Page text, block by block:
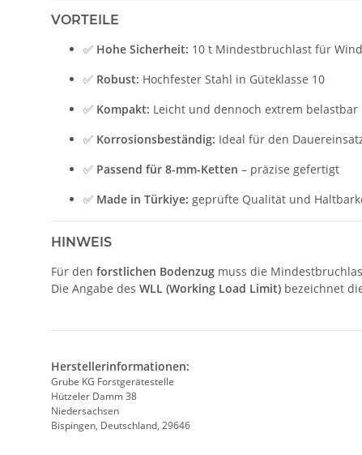
VORTEILE
✅ Hohe Sicherheit: 10 t Mindestbruchlast für
✅ Robust: Hochfester Stahl in Güteklasse 10
✅ Kompakt: Leicht und dennoch extrem belastbar
✅ Korrosionsbeständig: Ideal für den
✅ Passend für 8-mm-Ketten – präzise gefertigt
✅ Made in Türkiye: geprüfte Qualität und
HINWEIS
Für den forstlichen Bodenzug muss die
Die Angabe des WLL (Working Load Limit) bezeichnet
Herstellerinformationen:
Grube KG Forstgerätestelle
Hützeler Damm 38
Niedersachsen
Bispingen, Deutschland, 29646